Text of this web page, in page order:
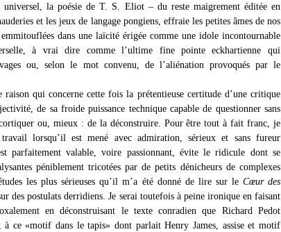
universel, la poésie de T. S. Eliot – du reste maigrement éditée en
et les jeux de langage pongiens, effraie les petites âmes de nos
dans une laïcité érigée comme une idole incontournable
à vrai dire comme l’ultime fine pointe eckhartienne qui
ou, selon le mot convenu, de l’aliénation provoqués par le
qui concerne cette fois la prétentieuse certitude d’une critique
de sa froide puissance technique capable de questionner sans
ou, mieux : de la déconstruire. Pour être tout à fait franc, je
lorsqu’il est mené avec admiration, sérieux et sans fureur
parfaitement valable, voire passionnant, évite le ridicule dont se
péniblement tricotées par de petits dénicheurs de complexes
les plus sérieuses qu’il m’a été donné de lire sur le Cœur des
des postulats derridiens. Je serai toutefois à peine ironique en faisant
en déconstruisant le texte conradien que Richard Pedot
à ce «motif dans le tapis» dont parlait Henry James, assise et motif